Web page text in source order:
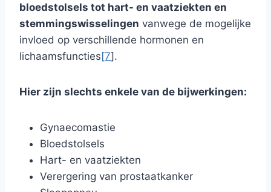
bloedstolsels tot hart- en vaatziekten en
stemmingswisselingen vanwege de mogelijke
invloed op verschillende hormonen en
lichaamsfuncties[7].
Hier zijn slechts enkele van de bijwerkingen:
Gynaecomastie
Bloedstolsels
Hart- en vaatziekten
Verergering van prostaatkanker